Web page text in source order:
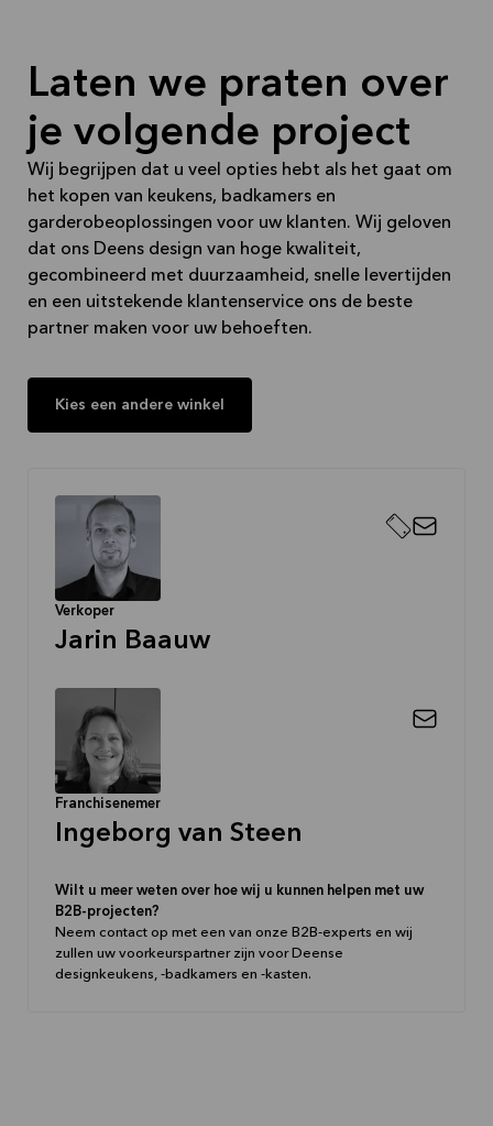
Laten we praten over
je volgende project
Wij begrijpen dat u veel opties hebt als het gaat om
het kopen van keukens, badkamers en
garderobeoplossingen voor uw klanten. Wij geloven
dat ons Deens design van hoge kwaliteit,
gecombineerd met duurzaamheid, snelle levertijden
en een uitstekende klantenservice ons de beste
partner maken voor uw behoeften.
Kies een andere winkel
Verkoper
Jarin Baauw
Franchisenemer
Ingeborg van Steen
Wilt u meer weten over hoe wij u kunnen helpen met uw
B2B-projecten?
Neem contact op met een van onze B2B-experts en wij
zullen uw voorkeurspartner zijn voor Deense
designkeukens, -badkamers en -kasten.